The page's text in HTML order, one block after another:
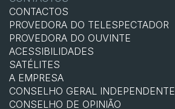
CONTACTOS
PROVEDORA DO TELESPECTADOR
PROVEDORA DO OUVINTE
ACESSIBILIDADES
SATÉLITES
A EMPRESA
CONSELHO GERAL INDEPENDENTE
CONSELHO DE OPINIÃO